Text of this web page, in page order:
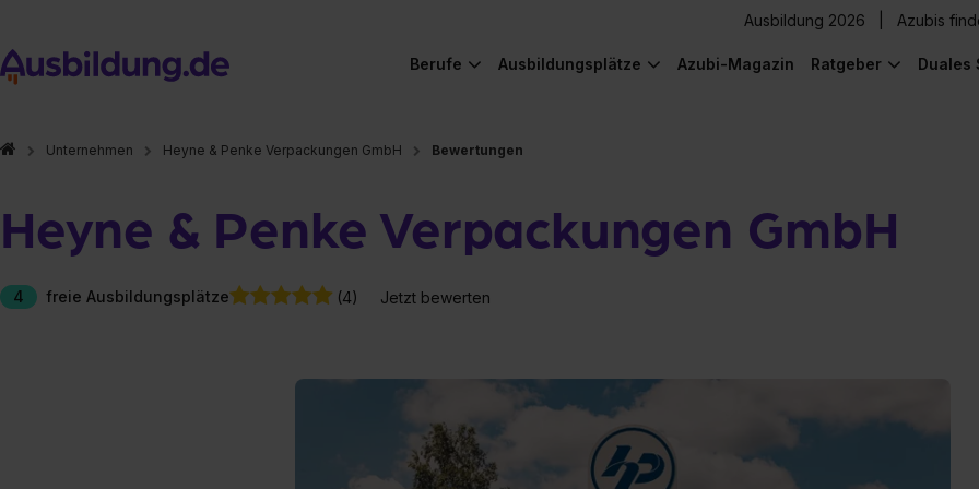
Ausbildung 2026 Azubis
Berufe Ausbildungsplätze Azubi-Magazin Ratgeber Duales
Unternehmen Heyne & Penke Verpackungen GmbH Bewertungen
Heyne & Penke Verpackungen GmbH
4 freie Ausbildungsplätze (4) Jetzt bewerten
Hier gibt es (eigentlich) was Cooles zu sehen!
Hier gibt es (eigentlich) was Cooles zu sehen!